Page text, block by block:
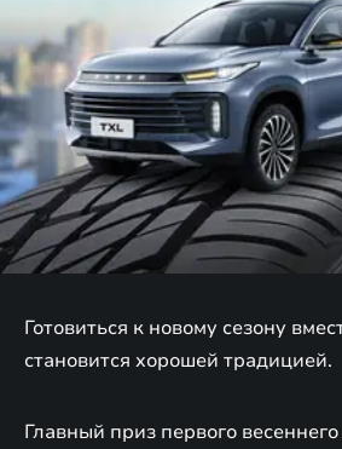
Готовиться к новому сезону
становится хорошей традицией.
Главный приз первого